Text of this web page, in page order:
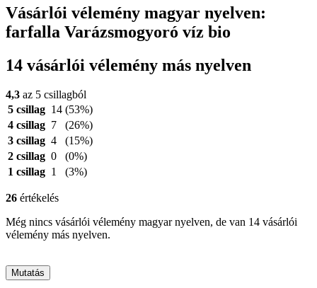
Vásárlói vélemény magyar nyelven:
farfalla Varázsmogyoró víz bio
14 vásárlói vélemény más nyelven
4,3 az 5 csillagból
5 csillag 14 (53%)
4 csillag 7
(26%)
3 csillag 4
(15%)
2 csillag 0
(0%)
1 csillag 1 (3%)
26 értékelés
Még nincs vásárlói vélemény magyar nyelven, de van 14 vásárlói
vélemény más nyelven.
Mutatás